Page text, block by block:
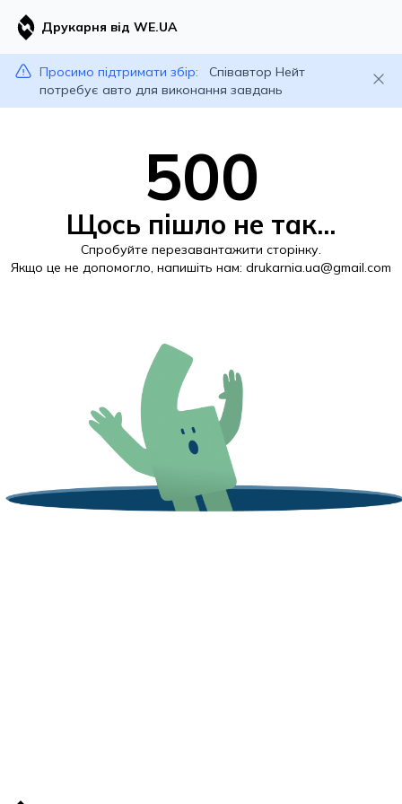
Друкарня від WE.UA
Просимо підтримати збір:
Співавтор Нейт
потребує авто для виконання завдань
500
Щось пішло не так...
Спробуйте перезавантажити сторінку.
Якщо це не допомогло, напишіть нам: drukarnia.ua@gmail.com